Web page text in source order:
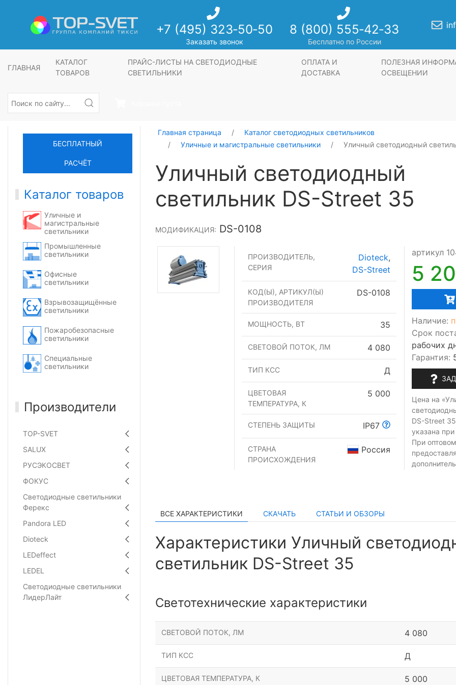
+7 (495) 323‑50‑50
Заказать звонок
8 (800) 555‑42‑33
Бесплатно по России
ГЛАВНАЯ
КАТАЛОГ
ТОВАРОВ
ПРАЙС-ЛИСТЫ НА СВЕТОДИОДНЫЕ
СВЕТИЛЬНИКИ
ОПЛАТА И
ДОСТАВКА
ПОЛЕЗНАЯ
ОСВЕЩЕНИИ
БЕСПЛАТНЫЙ
РАСЧЁТ
Каталог товаров
Уличные и
магистральные
светильники
Промышленные
светильники
Офисные
светильники
Взрывозащищённые
светильники
Пожаробезопасные
светильники
Специальные
светильники
Производители
TOP-SVET
SALUX
РУСЭКОСВЕТ
ФОКУС
Светодиодные светильники
Ферекс
Pandora LED
Dioteck
LEDeffect
LEDEL
Светодиодные светильники
ЛидерЛайт
Главная страница
Каталог светодиодных светильников
Уличные и магистральные светильники
Уличный светодиодный
Уличный светодиодный
светильник DS-Street 35
МОДИФИКАЦИЯ: DS-0108
ПРОИЗВОДИТЕЛЬ,
СЕРИЯ
Dioteck,
DS-Street
КОД(Ы), АРТИКУЛ(Ы)
ПРОИЗВОДИТЕЛЯ
DS-0108
МОЩНОСТЬ, ВТ 35
СВЕТОВОЙ ПОТОК, ЛМ 4 080
ТИП КСС Д
ЦВЕТОВАЯ
ТЕМПЕРАТУРА, К
5 000
СТЕПЕНЬ ЗАЩИТЫ IP67
СТРАНА
ПРОИСХОЖДЕНИЯ
Россия
артикул
5
Наличие:
Срок
рабочих
Гарантия:
Цена на
DS-Street
указана
При
ВСЕ ХАРАКТЕРИСТИКИ СКАЧАТЬ СТАТЬИ И ОБЗОРЫ
Характеристики Уличный
светильник DS-Street 35
Светотехнические характеристики
СВЕТОВОЙ ПОТОК, ЛМ 4 080
ТИП КСС Д
ЦВЕТОВАЯ ТЕМПЕРАТУРА, К 5 000